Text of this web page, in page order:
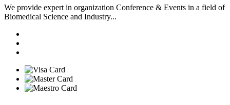
We provide expert in organization Conference & Events in a field of
Biomedical Science and Industry...